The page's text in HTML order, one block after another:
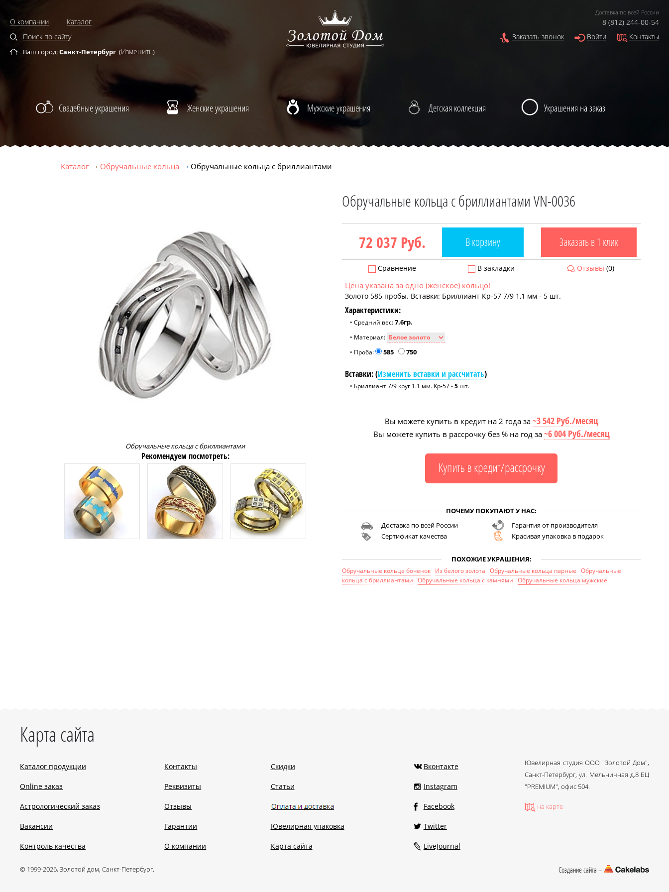
О компании
Каталог
Поиск по сайту
Ваш город:Санкт-Петербург (Изменить)
Доставка по всей России
8 (812) 244-00-54
Заказать звонок
Войти Контакты
Свадебные украшения Женские украшения Мужские украшения Детская коллекция Украшения на заказ
Каталог Обручальные кольца Обручальные кольца с бриллиантами
Обручальные кольца с бриллиантами
Рекомендуем посмотреть:
Обручальные кольца с бриллиантами VN-0036
72 037 Руб. В корзину Заказать в 1 клик
Сравнение В закладки Отзывы (0)
Цена указана за одно (женское) кольцо!
Золото 585 пробы. Вставки: Бриллиант Кр-57 7/9 1,1 мм - 5 шт.
Характеристики:
• Средний вес:7.6гр.
• Материал:
• Проба:
585 750
Вставки: (Изменить вставки и рассчитать)
• Бриллиант 7/9 круг 1.1 мм. Кр-57 -5 шт.
Вы можете купить в кредит на 2 года за ~3 542 Руб./месяц
Вы можете купить в рассрочку без % на год за ~6 004 Руб./месяц
ПОЧЕМУ ПОКУПАЮТ У НАС:
Доставка по всей России
Гарантия от производителя
Сертификат качества
Красивая упаковка в подарок
ПОХОЖИЕ УКРАШЕНИЯ:
Обручальные кольца боченок Из белого золота Обручальные кольца парные Обручальные
кольца с бриллиантами Обручальные кольца с камнями Обручальные кольца мужские
Карта сайта
Каталог продукции
Online заказ
Астрологический заказ
Вакансии
Контроль качества
Контакты
Реквизиты
Отзывы
Гарантии
О компании
Скидки
Статьи
Ювелирная упаковка
Карта сайта
Вконтакте
Instagram
Facebook
Twitter
LiveJournal
Ювелирная студия ООО "Золотой Дом",
Санкт-Петербург, ул. Мельничная д.8 БЦ
"PREMIUM", офис 504.
на карте
© 1999-2026, Золотой дом, Санкт-Петербург.
Создание сайта –